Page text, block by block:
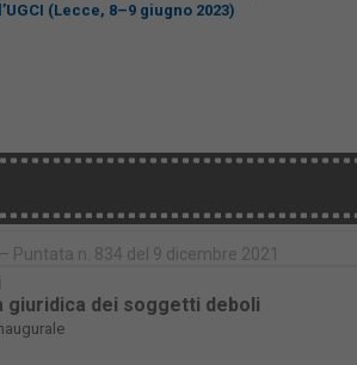
(Lecce, 8–9 giugno 2023)
Puntata n. 834 del 9 dicembre 2021
giuridica dei soggetti deboli